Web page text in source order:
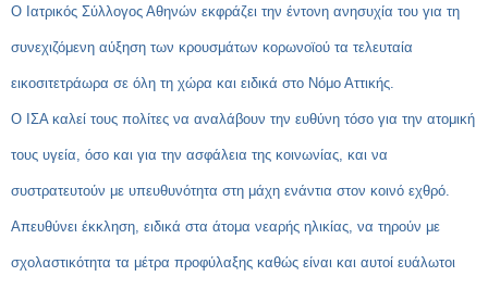
Ο Ιατρικός Σύλλογος Αθηνών εκφράζει την έντονη ανησυχία του για τη
συνεχιζόμενη αύξηση των κρουσμάτων κορωνοϊού τα τελευταία
εικοσιτετράωρα σε όλη τη χώρα και ειδικά στο Νόμο Αττικής.
Ο ΙΣΑ καλεί τους πολίτες να αναλάβουν την ευθύνη τόσο για την ατομική
τους υγεία, όσο και για την ασφάλεια της κοινωνίας, και να
συστρατευτούν με υπευθυνότητα στη μάχη ενάντια στον κοινό εχθρό.
Απευθύνει έκκληση, ειδικά στα άτομα νεαρής ηλικίας, να τηρούν με
σχολαστικότητα τα μέτρα προφύλαξης καθώς είναι και αυτοί ευάλωτοι